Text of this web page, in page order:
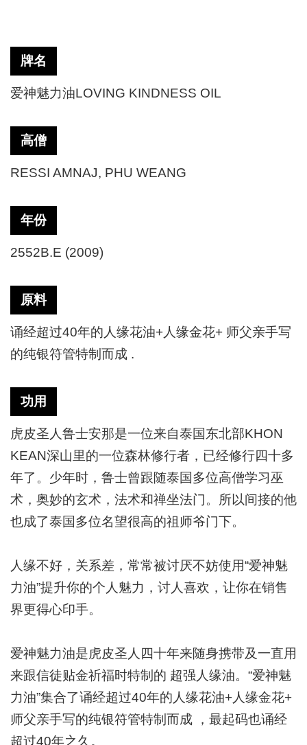
牌名
爱神魅力油LOVING KINDNESS OIL
高僧
RESSI AMNAJ, PHU WEANG
年份
2552B.E (2009)
原料
诵经超过40年的人缘花油+人缘金花+ 师父亲手写
的纯银符管特制而成 .
功用
虎皮圣人鲁士安那是一位来自泰国东北部KHON
KEAN深山里的一位森林修行者，已经修行四十多
年了。少年时，鲁士曾跟随泰国多位高僧学习巫
术，奥妙的玄术，法术和禅坐法门。所以间接的他
也成了泰国多位名望很高的祖师爷门下。
人缘不好，关系差，常常被讨厌不妨使用“爱神魅
力油”提升你的个人魅力，讨人喜欢，让你在销售
界更得心印手。
爱神魅力油是虎皮圣人四十年来随身携带及一直用
来跟信徒贴金祈福时特制的 超强人缘油。“爱神魅
力油”集合了诵经超过40年的人缘花油+人缘金花+
师父亲手写的纯银符管特制而成 ，最起码也诵经
超过40年之久。